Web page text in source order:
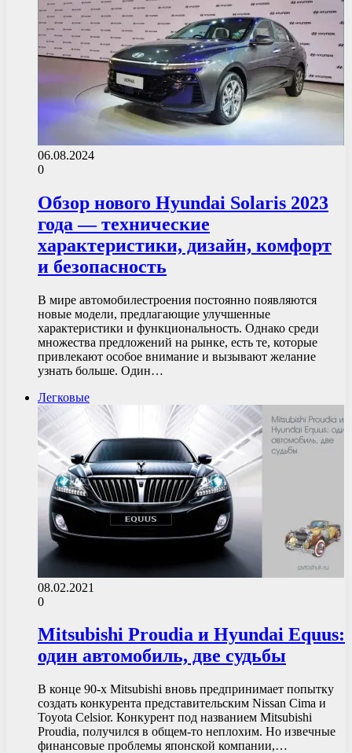
06.08.2024
0
Обзор нового Hyundai Solaris 2023
года — технические
характеристики, дизайн, комфорт
и безопасность
В мире автомобилестроения постоянно появляются
новые модели, предлагающие улучшенные
характеристики и функциональность. Однако среди
множества предложений на рынке, есть те, которые
привлекают особое внимание и вызывают желание
узнать больше. Один…
Легковые
08.02.2021
0
Mitsubishi Proudia и Hyundai Equus:
один автомобиль, две судьбы
В конце 90-х Mitsubishi вновь предпринимает попытку
создать конкурента представительским Nissan Cima и
Toyota Celsior. Конкурент под названием Mitsubishi
Proudia, получился в общем-то неплохим. Но извечные
финансовые проблемы японской компании,…